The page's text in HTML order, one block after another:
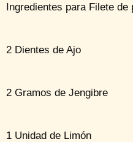
Ingredientes para Filete de
2 Dientes de Ajo
2 Gramos de Jengibre
1 Unidad de Limón